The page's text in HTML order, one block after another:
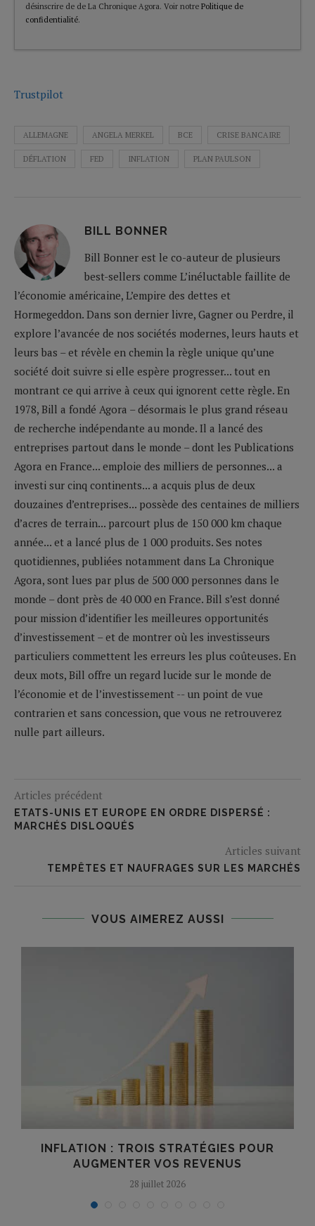
désinscrire de de La Chronique Agora. Voir notre Politique de
confidentialité.
Trustpilot
ALLEMAGNE ANGELA MERKEL BCE CRISE BANCAIRE
DÉFLATION FED INFLATION PLAN PAULSON
BILL BONNER
Bill Bonner est le co-auteur de plusieurs
best-sellers comme L’inéluctable faillite de
l’économie américaine, L’empire des dettes et
Hormegeddon. Dans son dernier livre, Gagner ou Perdre, il
explore l’avancée de nos sociétés modernes, leurs hauts et
leurs bas – et révèle en chemin la règle unique qu’une
société doit suivre si elle espère progresser... tout en
montrant ce qui arrive à ceux qui ignorent cette règle. En
1978, Bill a fondé Agora – désormais le plus grand réseau
de recherche indépendante au monde. Il a lancé des
entreprises partout dans le monde – dont les Publications
Agora en France... emploie des milliers de personnes... a
investi sur cinq continents... a acquis plus de deux
douzaines d’entreprises... possède des centaines de milliers
d’acres de terrain... parcourt plus de 150 000 km chaque
année... et a lancé plus de 1 000 produits. Ses notes
quotidiennes, publiées notamment dans La Chronique
Agora, sont lues par plus de 500 000 personnes dans le
monde – dont près de 40 000 en France. Bill s’est donné
pour mission d’identifier les meilleures opportunités
d’investissement – et de montrer où les investisseurs
particuliers commettent les erreurs les plus coûteuses. En
deux mots, Bill offre un regard lucide sur le monde de
l’économie et de l’investissement -- un point de vue
contrarien et sans concession, que vous ne retrouverez
nulle part ailleurs.
Articles précédent
ETATS-UNIS ET EUROPE EN ORDRE DISPERSÉ :
MARCHÉS DISLOQUÉS
Articles suivant
TEMPÊTES ET NAUFRAGES SUR LES MARCHÉS
VOUS AIMEREZ AUSSI
INFLATION : TROIS STRATÉGIES POUR
AUGMENTER VOS REVENUS
28 juillet 2026